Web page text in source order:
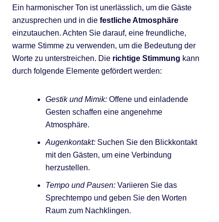
Ein harmonischer Ton ist unerlässlich, um die Gäste
anzusprechen und in die festliche Atmosphäre
einzutauchen. Achten Sie darauf, eine freundliche,
warme Stimme zu verwenden, um die Bedeutung der
Worte zu unterstreichen. Die richtige Stimmung kann
durch folgende Elemente gefördert werden:
Gestik und Mimik:Offene und einladende
Gesten schaffen eine angenehme
Atmosphäre.
Augenkontakt:Suchen Sie den Blickkontakt
mit den Gästen, um eine Verbindung
herzustellen.
Tempo und Pausen:Variieren Sie das
Sprechtempo und geben Sie den Worten
Raum zum Nachklingen.